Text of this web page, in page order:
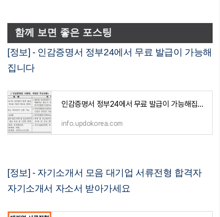
함께 보면 좋은 포스팅
[정보] - 인감증명서 정부24에서 무료 발급이 가능해
집니다
인감증명서 정부24에서 무료 발급이 가능해집니다
info.updokorea.com
[정보] - 자기소개서 모음 대기업 서류전형 합격자
자기소개서 자소서 받아가세요